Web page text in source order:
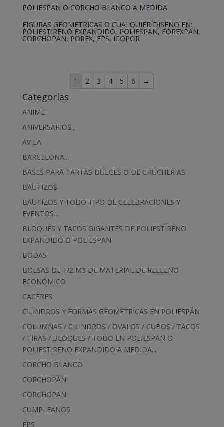
FIGURAS GEOMETRICAS O CUALQUIER DISEÑO EN:
POLIESTIRENO EXPANDIDO, POLIESPAN, FOREXPAN,
CORCHOPAN, POREX, EPS, ICOPOR
1 2 3 4 5 6 →
Categorías
ANIME
ANIVERSARIOS...
AVILA
BARCELONA...
BASES PARA TARTAS DULCES O DE CHUCHERIAS
BAUTIZOS
BAUTIZOS Y TODO TIPO DE CELEBRACIONES Y
EVENTOS...
BLOQUES Y TACOS GIGANTES DE POLIESTIRENO
EXPANDIDO O POLIESPAN
BODAS
BOLSAS DE 1/2 M3 DE MATERIAL DE RELLENO
ECONÓMICO
CACERES
CILINDROS Y FORMAS GEOMETRICAS EN POLIESPÁN
COLUMNAS / CILINDROS / OVALOS / CUBOS / TACOS
/ TIRAS / BLOQUES / TODO EN POLIESPAN O
POLIESTIRENO EXPANDIDO A MEDIDA...
CORCHO BLANCO
CORCHOPÁN
CORCHOPAN
CUMPLEAÑOS
EPS